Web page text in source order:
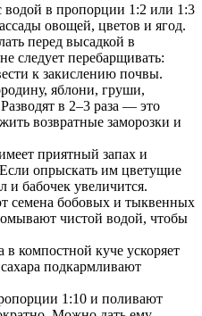
в пропорции 1:2 или 1:3
овощей, цветов и ягод.
перед высадкой в
следует перебарщивать:
к закислению почвы.
яблони, груши,
в 2–3 раза — это
возвратные заморозки и
приятный запах и
опрыскать им цветущие
и бабочек увеличится.
семена бобовых и тыквенных
чистой водой, чтобы
в компостной куче ускоряет
подкармливают
1:10 и поливают